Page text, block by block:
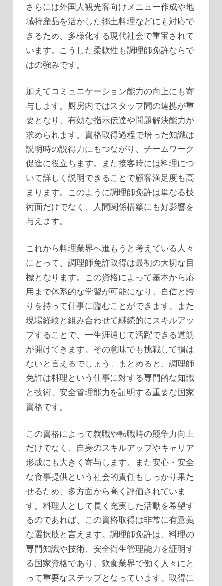
さらには外国人観光客向けメニュー作成や地
域特産品を活かした郷土料理などにも対応で
きるため、多様化する現代社会で重宝されて
います。こうした柔軟性も調理師免許ならで
はの強みです。
加えてコミュニケーション能力の向上にも寄
与します。厨房内ではスタッフ間の連携が重
要となり、有効な指示伝達や問題解決能力が
求められます。資格取得過程で培った知識は
説明時の説得力にもつながり、チームワーク
促進に役立ちます。また接客時には料理につ
いて詳しく説明できることで顧客満足度も高
まります。このように調理師免許は単なる技
術面だけでなく、人間関係構築にも好影響を
与えます。
これから料理業界へ進もうと考えている人々
にとって、調理師免許取得は最初の大切な目
標となります。この資格によって基本から応
用まで体系的な学習が可能になり、自信と誇
りを持って仕事に臨むことができます。また
現場経験と組み合わせて継続的にスキルアッ
プすることで、一生涯通じて活躍できる道筋
が開けてきます。その意味でも挑戦して損は
ないと言えるでしょう。まとめると、調理師
免許は料理という仕事に対する専門的な知識
と技術、安全管理能力を証明する重要な国家
資格です。
この資格によって就職や転職時の競争力向上
だけでなく、自身のスキルアップやキャリア
形成にも大きく寄与します。また安心・安全
な食事提供という社会的責任もしっかり果た
せるため、多方面から高く評価されていま
す。料理人として長く充実した活動を希望す
るのであれば、この資格取得は非常に有意義
な選択肢と言えます。調理師免許は、料理の
専門知識や技術、安全衛生管理能力を証明す
る国家資格であり、飲食業界で働く人々にと
って重要なステップとなっています。取得に